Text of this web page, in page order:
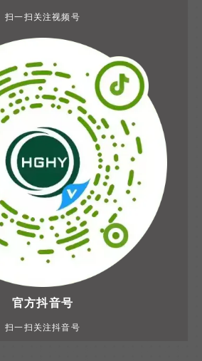
扫一扫关注视频号
官方抖音号
扫一扫关注抖音号